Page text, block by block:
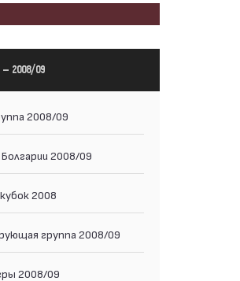
2008/09
2008/09
2008/09
2008
группа 2008/09
2008/09